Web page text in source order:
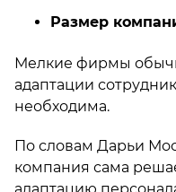
Размер
Мелкие фирмы
адаптации
необходима.
По словам Дарьи
компания сама